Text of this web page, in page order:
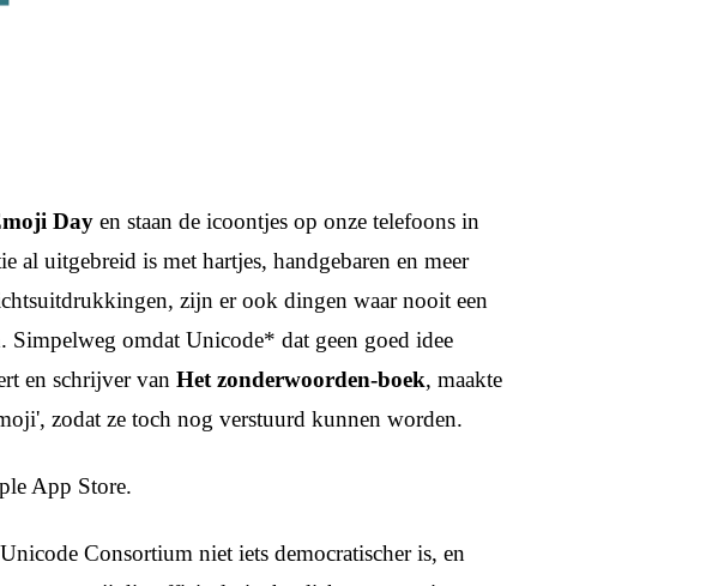
Day en staan de icoontjes op onze telefoons in
al uitgebreid is met hartjes, handgebaren en meer
zijn er ook dingen waar nooit een
omdat Unicode* dat geen goed idee
en schrijver vanHet zonderwoorden-boek, maakte
zodat ze toch nog verstuurd kunnen worden.
App Store.
Consortium niet iets democratischer is, en